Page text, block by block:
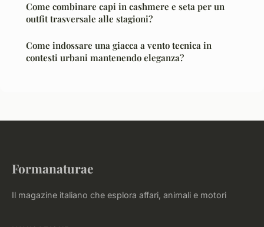
Come combinare capi in cashmere e seta per un
outfit trasversale alle stagioni?
Come indossare una giacca a vento tecnica in
contesti urbani mantenendo eleganza?
Formanaturae
Il magazine italiano che esplora affari, animali e motori